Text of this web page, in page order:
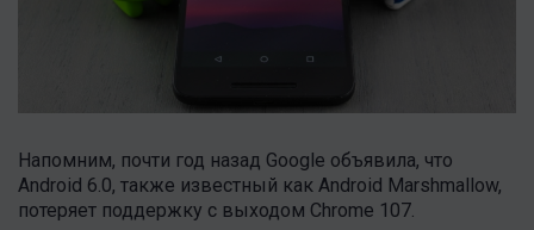
Напомним, почти год назад Google объявила, что
Android 6.0, также известный как Android Marshmallow,
потеряет поддержку с выходом Chrome 107.